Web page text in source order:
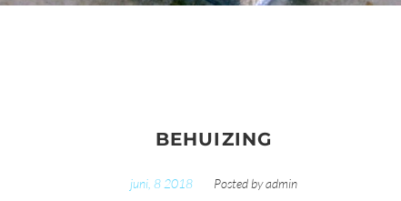
BEHUIZING
juni, 8 2018 Posted byadmin